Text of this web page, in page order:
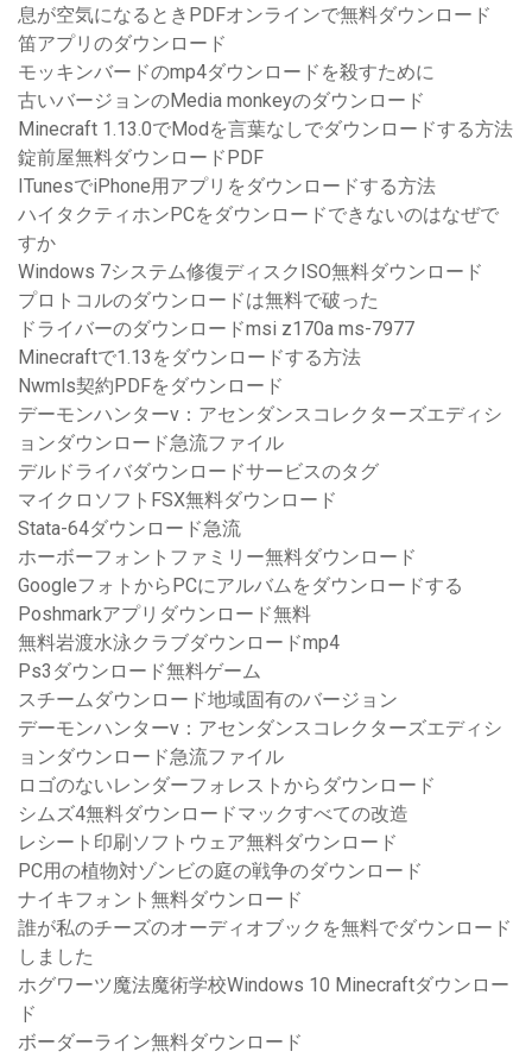
息が空気になるときPDFオンラインで無料ダウンロード
笛アプリのダウンロード
モッキンバードのmp4ダウンロードを殺すために
古いバージョンのMedia monkeyのダウンロード
Minecraft 1.13.0でModを言葉なしでダウンロードする方法
錠前屋無料ダウンロードPDF
ITunesでiPhone用アプリをダウンロードする方法
ハイタクティホンPCをダウンロードできないのはなぜで
すか
Windows 7システム修復ディスクISO無料ダウンロード
プロトコルのダウンロードは無料で破った
ドライバーのダウンロードmsi z170a ms-7977
Minecraftで1.13をダウンロードする方法
Nwmls契約PDFをダウンロード
デーモンハンターv：アセンダンスコレクターズエディシ
ョンダウンロード急流ファイル
デルドライバダウンロードサービスのタグ
マイクロソフトFSX無料ダウンロード
Stata-64ダウンロード急流
ホーボーフォントファミリー無料ダウンロード
GoogleフォトからPCにアルバムをダウンロードする
Poshmarkアプリダウンロード無料
無料岩渡水泳クラブダウンロードmp4
Ps3ダウンロード無料ゲーム
スチームダウンロード地域固有のバージョン
デーモンハンターv：アセンダンスコレクターズエディシ
ョンダウンロード急流ファイル
ロゴのないレンダーフォレストからダウンロード
シムズ4無料ダウンロードマックすべての改造
レシート印刷ソフトウェア無料ダウンロード
PC用の植物対ゾンビの庭の戦争のダウンロード
ナイキフォント無料ダウンロード
誰が私のチーズのオーディオブックを無料でダウンロード
しました
ホグワーツ魔法魔術学校Windows 10 Minecraftダウンロー
ド
ボーダーライン無料ダウンロード